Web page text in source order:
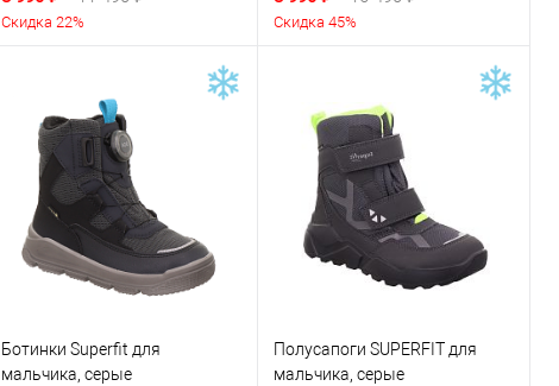
Скидка 22% Скидка 45%
Ботинки Superfit для
мальчика, серые
Полусапоги SUPERFIT для
мальчика, серые